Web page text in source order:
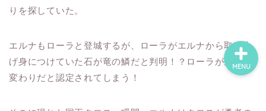
りを探していた。
エルナもローラと登城するが、ローラがエルナから取り上
げ身につけていた石が竜の鱗だと判明！？ローラが生まれ
変わりだと認定されてしまう！
MENU